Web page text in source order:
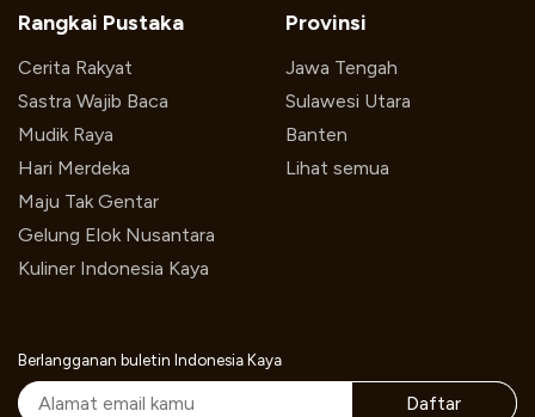
Rangkai Pustaka
Cerita Rakyat
Sastra Wajib Baca
Mudik Raya
Hari Merdeka
Maju Tak Gentar
Gelung Elok Nusantara
Kuliner Indonesia Kaya
Provinsi
Jawa Tengah
Sulawesi Utara
Banten
Lihat semua
Berlangganan buletin Indonesia Kaya
Daftar